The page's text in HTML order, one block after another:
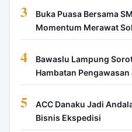
3
Buka Puasa Bersama
Momentum Merawat
4
Bawaslu Lampung
Hambatan
5
ACC Danaku Jadi
Bisnis Ekspedisi